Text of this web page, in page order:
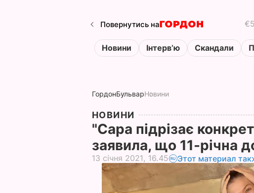
Повернутись на
Новини Інтервʼю Скандали
ГордонБульварНовини
НОВИНИ
"Сара підрізає
заявила, що 11-річна
13 січня 2021, 16.45 Этот материал